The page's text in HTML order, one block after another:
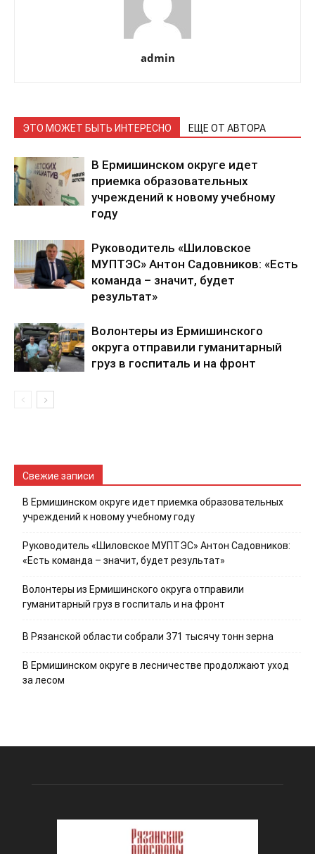
admin
ЭТО МОЖЕТ БЫТЬ ИНТЕРЕСНО ЕЩЕ ОТ АВТОРА
В Ермишинском округе идет
приемка образовательных
учреждений к новому учебному
году
Руководитель «Шиловское
МУПТЭС» Антон Садовников: «Есть
команда – значит, будет
результат»
Волонтеры из Ермишинского
округа отправили гуманитарный
груз в госпиталь и на фронт
Свежие записи
В Ермишинском округе идет приемка образовательных
учреждений к новому учебному году
Руководитель «Шиловское МУПТЭС» Антон Садовников:
«Есть команда – значит, будет результат»
Волонтеры из Ермишинского округа отправили
гуманитарный груз в госпиталь и на фронт
В Рязанской области собрали 371 тысячу тонн зерна
В Ермишинском округе в лесничестве продолжают уход
за лесом